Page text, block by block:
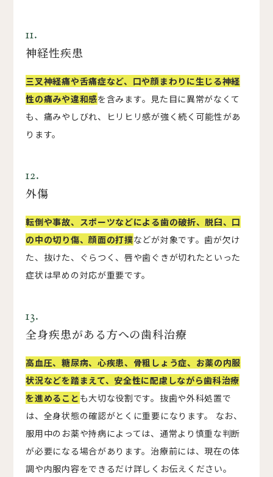
11.
神経性疾患
三叉神経痛や舌痛症など、口や顔まわりに生じる神経
性の痛みや違和感を含みます。見た目に異常がなくて
も、痛みやしびれ、ヒリヒリ感が強く続く可能性があ
ります。
12.
外傷
転倒や事故、スポーツなどによる歯の破折、脱臼、口
の中の切り傷、顔面の打撲などが対象です。歯が欠け
た、抜けた、ぐらつく、唇や歯ぐきが切れたといった
症状は早めの対応が重要です。
13.
全身疾患がある方への歯科治療
高血圧、糖尿病、心疾患、骨粗しょう症、お薬の内服
状況などを踏まえて、安全性に配慮しながら歯科治療
を進めること も大切な役割です。抜歯や外科処置で
は、全身状態の確認がとくに重要になります。 なお、
服用中のお薬や持病によっては、通常より慎重な判断
が必要になる場合があります。治療前には、現在の体
調や内服内容をできるだけ詳しくお伝えください。